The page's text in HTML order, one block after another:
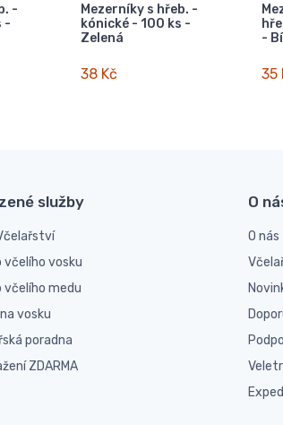
-
-
Mezerníky s hřeb. -
kónické - 100 ks -
Zelená
38 Kč
-
35
služby
včelího vosku
včelího medu
vosku
poradna
ZDARMA
O
O nás